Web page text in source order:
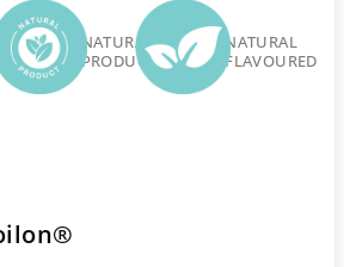
NATURAL
PRODUCT
NATURAL
FLAVOURED